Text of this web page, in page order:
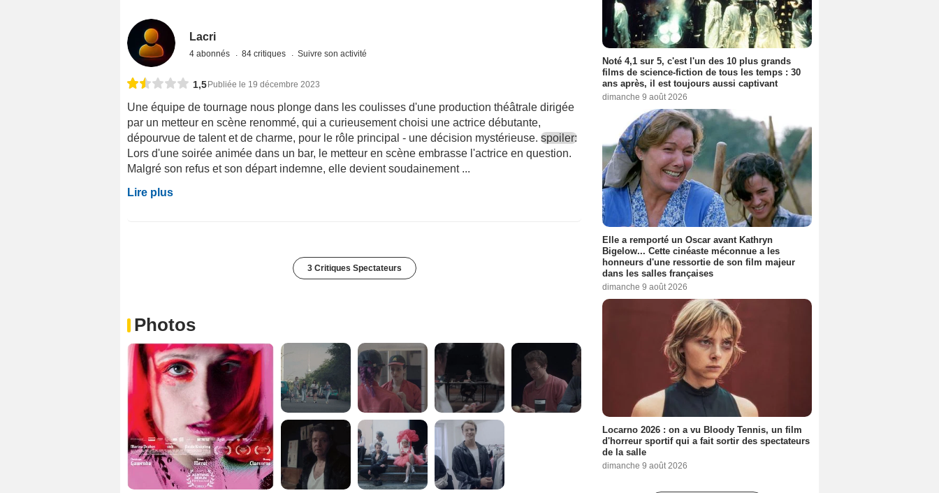
Lacri
4 abonnés 84 critiques Suivre son activité
1,5 Publiée le 19 décembre 2023
Une équipe de tournage nous plonge dans les coulisses d'une production théâtrale dirigée
par un metteur en scène renommé, qui a curieusement choisi une actrice débutante,
dépourvue de talent et de charme, pour le rôle principal - une décision mystérieuse. spoiler:
Lors d'une soirée animée dans un bar, le metteur en scène embrasse l'actrice en question.
Malgré son refus et son départ indemne, elle devient soudainement ...
Lire plus
3 Critiques Spectateurs
Photos
Noté 4,1 sur 5, c'est l'un des 10 plus grands
films de science-fiction de tous les temps : 30
ans après, il est toujours aussi captivant
dimanche 9 août 2026
Elle a remporté un Oscar avant Kathryn
Bigelow... Cette cinéaste méconnue a les
honneurs d'une ressortie de son film majeur
dans les salles françaises
dimanche 9 août 2026
Locarno 2026 : on a vu Bloody Tennis, un film
d'horreur sportif qui a fait sortir des spectateurs
de la salle
dimanche 9 août 2026